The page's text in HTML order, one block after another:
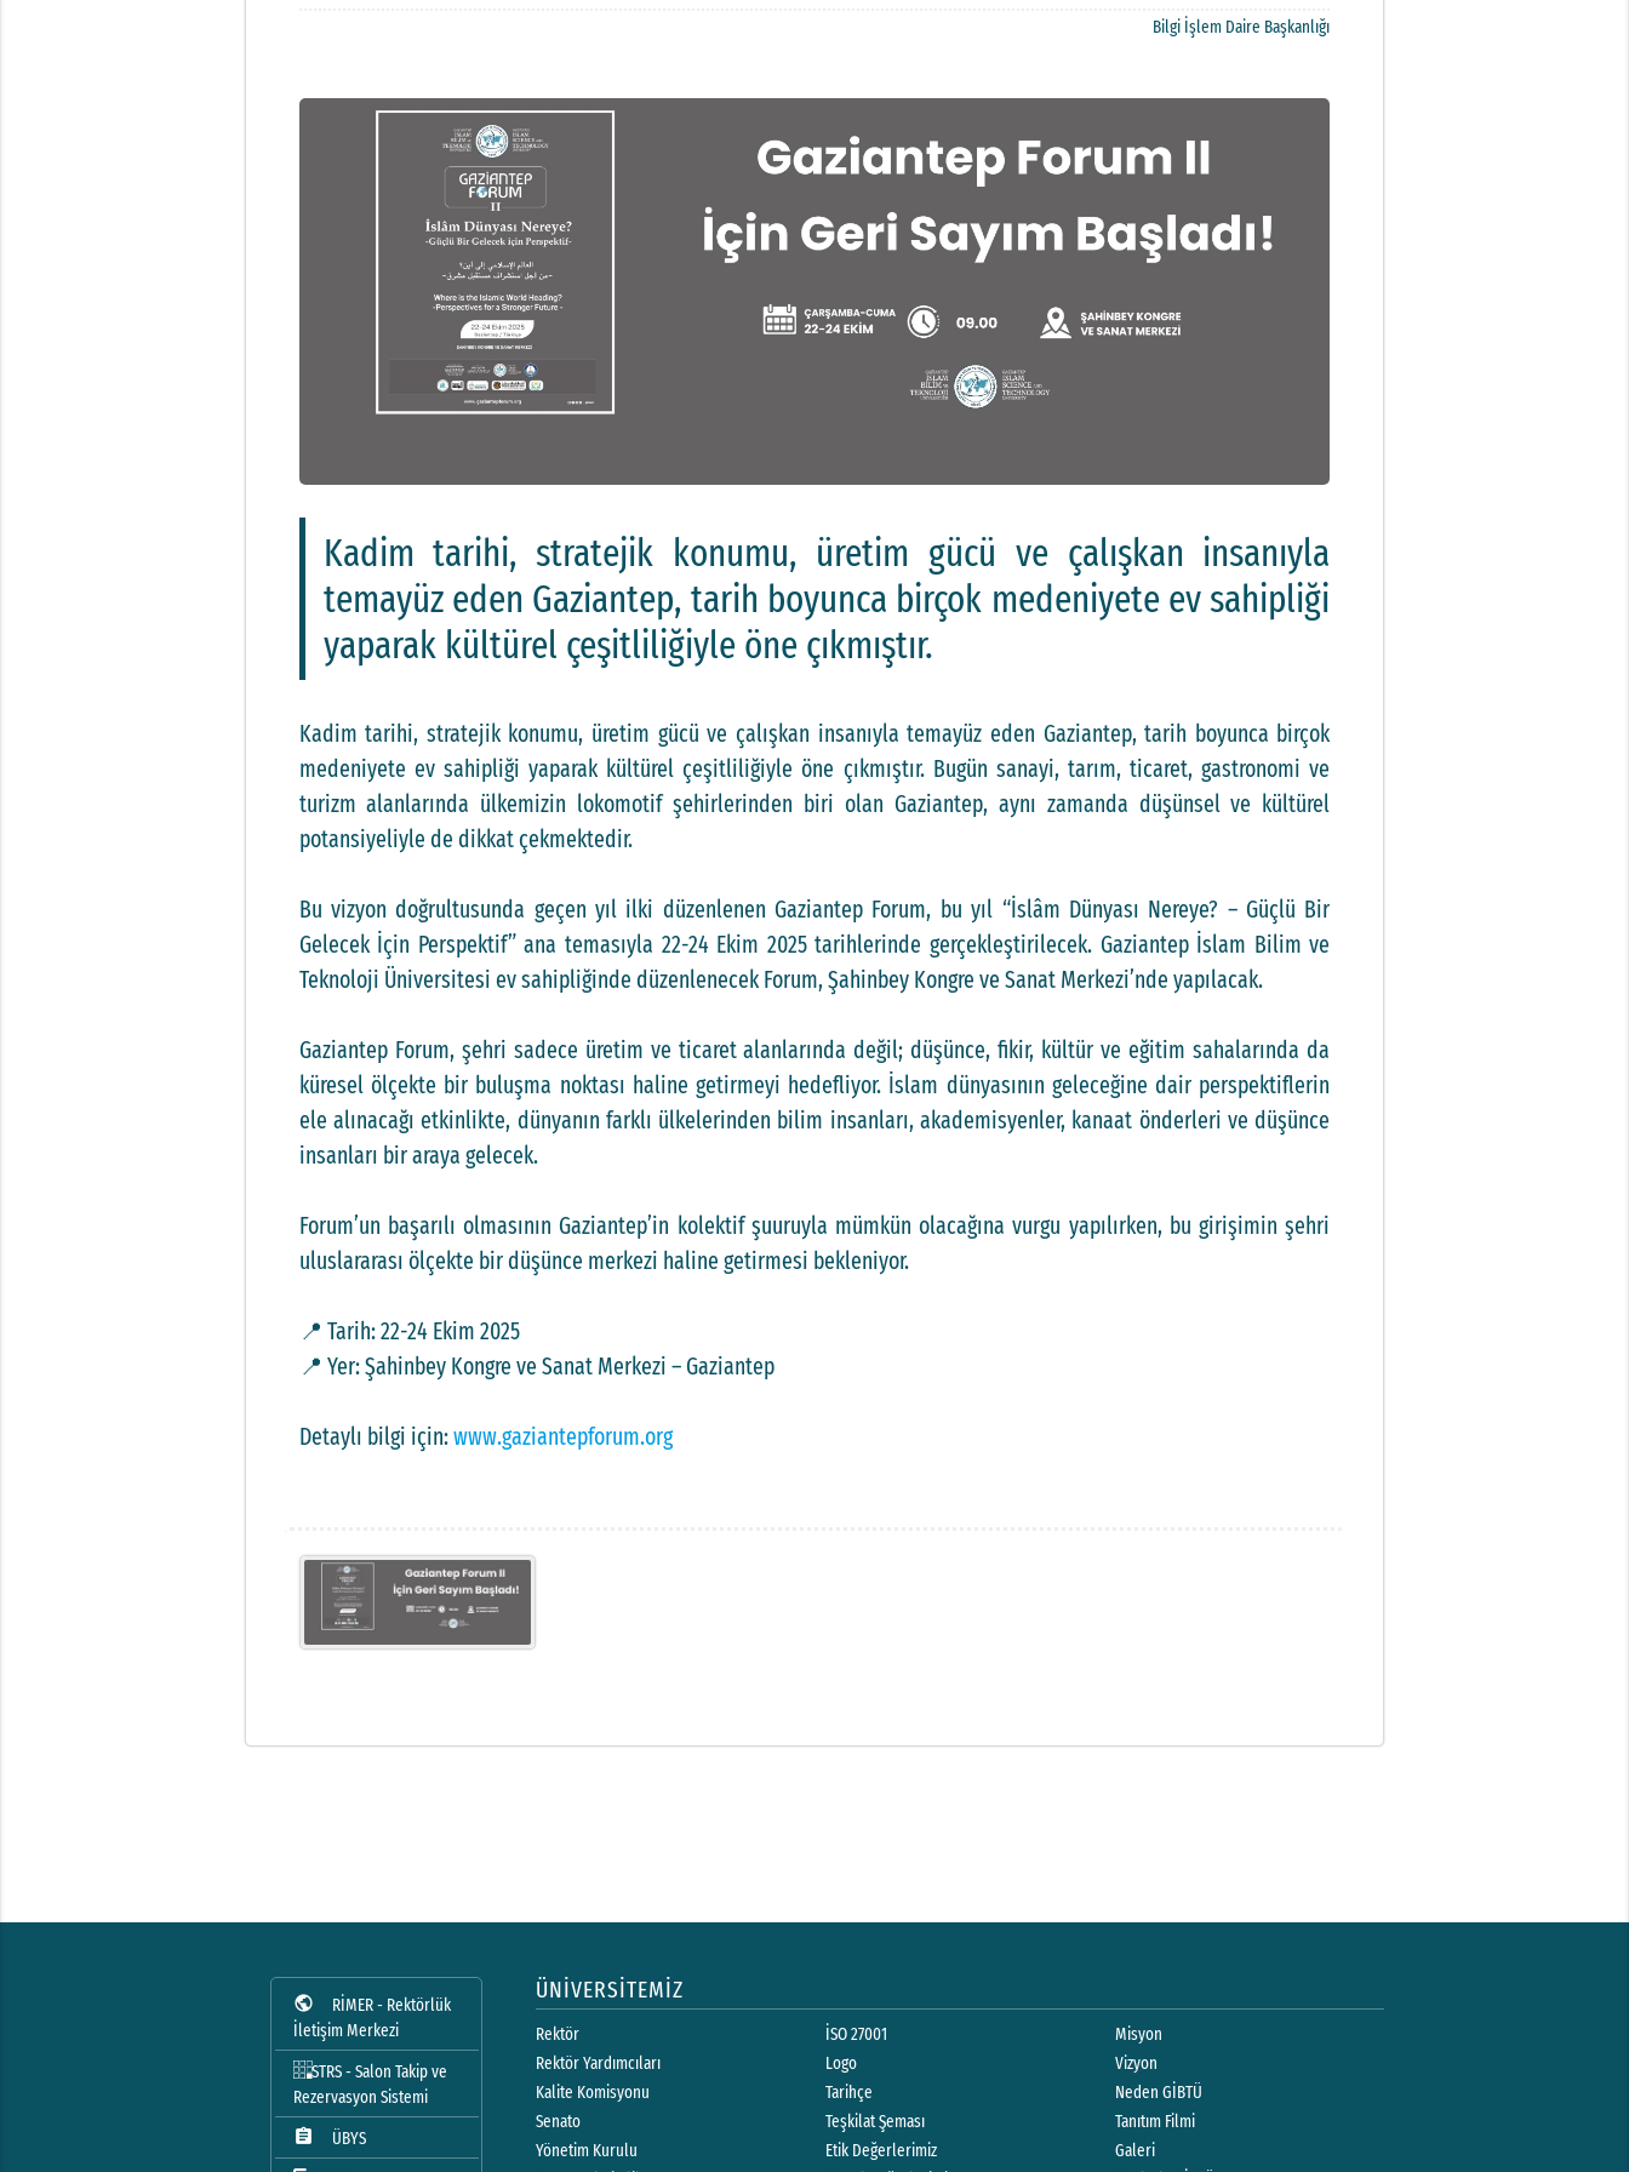
Bilgi İşlem Daire Başkanlığı
Kadim tarihi, stratejik konumu, üretim gücü ve çalışkan insanıyla
temayüz eden Gaziantep, tarih boyunca birçok medeniyete ev sahipliği
yaparak kültürel çeşitliliğiyle öne çıkmıştır.
Kadim tarihi, stratejik konumu, üretim gücü ve çalışkan insanıyla temayüz eden Gaziantep, tarih boyunca birçok
medeniyete ev sahipliği yaparak kültürel çeşitliliğiyle öne çıkmıştır. Bugün sanayi, tarım, ticaret, gastronomi ve
turizm alanlarında ülkemizin lokomotif şehirlerinden biri olan Gaziantep, aynı zamanda düşünsel ve kültürel
potansiyeliyle de dikkat çekmektedir.
Bu vizyon doğrultusunda geçen yıl ilki düzenlenen Gaziantep Forum, bu yıl “İslâm Dünyası Nereye? – Güçlü Bir
Gelecek İçin Perspektif” ana temasıyla 22-24 Ekim 2025 tarihlerinde gerçekleştirilecek. Gaziantep İslam Bilim ve
Teknoloji Üniversitesi ev sahipliğinde düzenlenecek Forum, Şahinbey Kongre ve Sanat Merkezi’nde yapılacak.
Gaziantep Forum, şehri sadece üretim ve ticaret alanlarında değil; düşünce, fikir, kültür ve eğitim sahalarında da
küresel ölçekte bir buluşma noktası haline getirmeyi hedefliyor. İslam dünyasının geleceğine dair perspektiflerin
ele alınacağı etkinlikte, dünyanın farklı ülkelerinden bilim insanları, akademisyenler, kanaat önderleri ve düşünce
insanları bir araya gelecek.
Forum’un başarılı olmasının Gaziantep’in kolektif şuuruyla mümkün olacağına vurgu yapılırken, bu girişimin şehri
uluslararası ölçekte bir düşünce merkezi haline getirmesi bekleniyor.
📍 Tarih: 22-24 Ekim 2025
📍 Yer: Şahinbey Kongre ve Sanat Merkezi – Gaziantep
Detaylı bilgi için:www.gaziantepforum.org
public
RİMER - Rektörlük
İletişim Merkezi
STRS - Salon Takip ve
Rezervasyon Sistemi
assignment
ÜBYS
ÜNİVERSİTEMİZ
Rektör
Rektör Yardımcıları
Kalite Komisyonu
Senato
Yönetim Kurulu
İSO 27001
Logo
Tarihçe
Teşkilat Şeması
Etik Değerlerimiz
Misyon
Vizyon
Neden GİBTÜ
Tanıtım Filmi
Galeri